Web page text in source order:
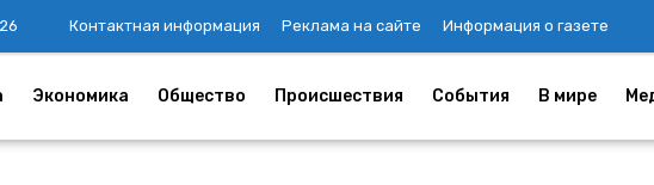
Контактная информация Реклама на сайте Информация о газете
Экономика Общество Происшествия События В мире